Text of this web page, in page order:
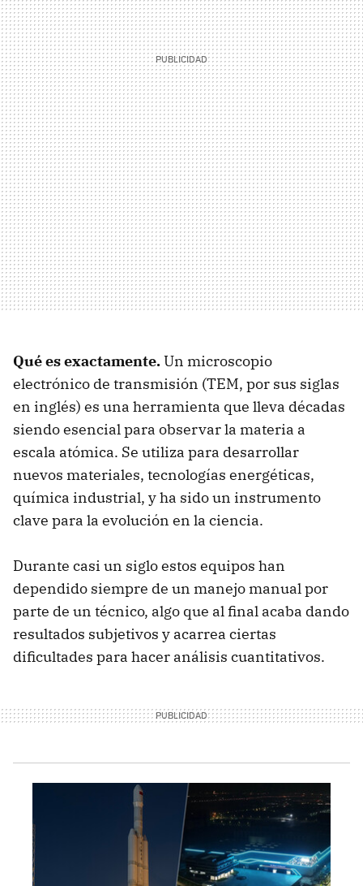
Qué es exactamente.Un microscopio
electrónico de transmisión (TEM, por sus siglas
en inglés) es una herramienta que lleva décadas
siendo esencial para observar la materia a
escala atómica. Se utiliza para desarrollar
nuevos materiales, tecnologías energéticas,
química industrial, y ha sido un instrumento
clave para la evolución en la ciencia.
Durante casi un siglo estos equipos han
dependido siempre de un manejo manual por
parte de un técnico, algo que al final acaba dando
resultados subjetivos y acarrea ciertas
dificultades para hacer análisis cuantitativos.